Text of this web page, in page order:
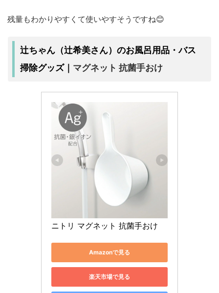
残量もわかりやすくて使いやすそうですね😊
辻ちゃん（辻希美さん）のお風呂用品・バス
掃除グッズ｜ マグネット 抗菌手おけ
ニトリ マグネット 抗菌手おけ
Amazonで見る
楽天市場で見る